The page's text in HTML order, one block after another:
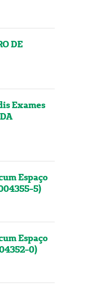
DE
Exames
Espaço
5)
Espaço
0)